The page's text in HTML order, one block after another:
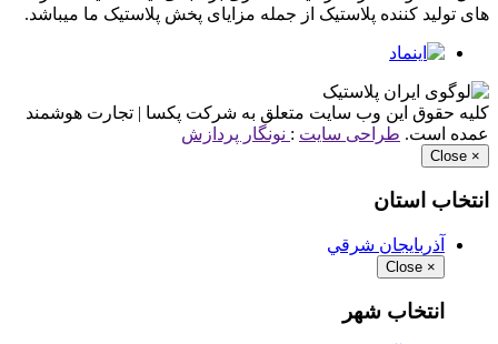
های تولید کننده پلاستیک از جمله مزایای پخش پلاستیک ما میباشد.
کلیه حقوق این وب سایت متعلق به شرکت پکسا | تجارت هوشمند
عمده است. طراحی سایت : نونگار پردازش
×
Close
انتخاب استان
آذربايجان شرقي
×
Close
انتخاب شهر